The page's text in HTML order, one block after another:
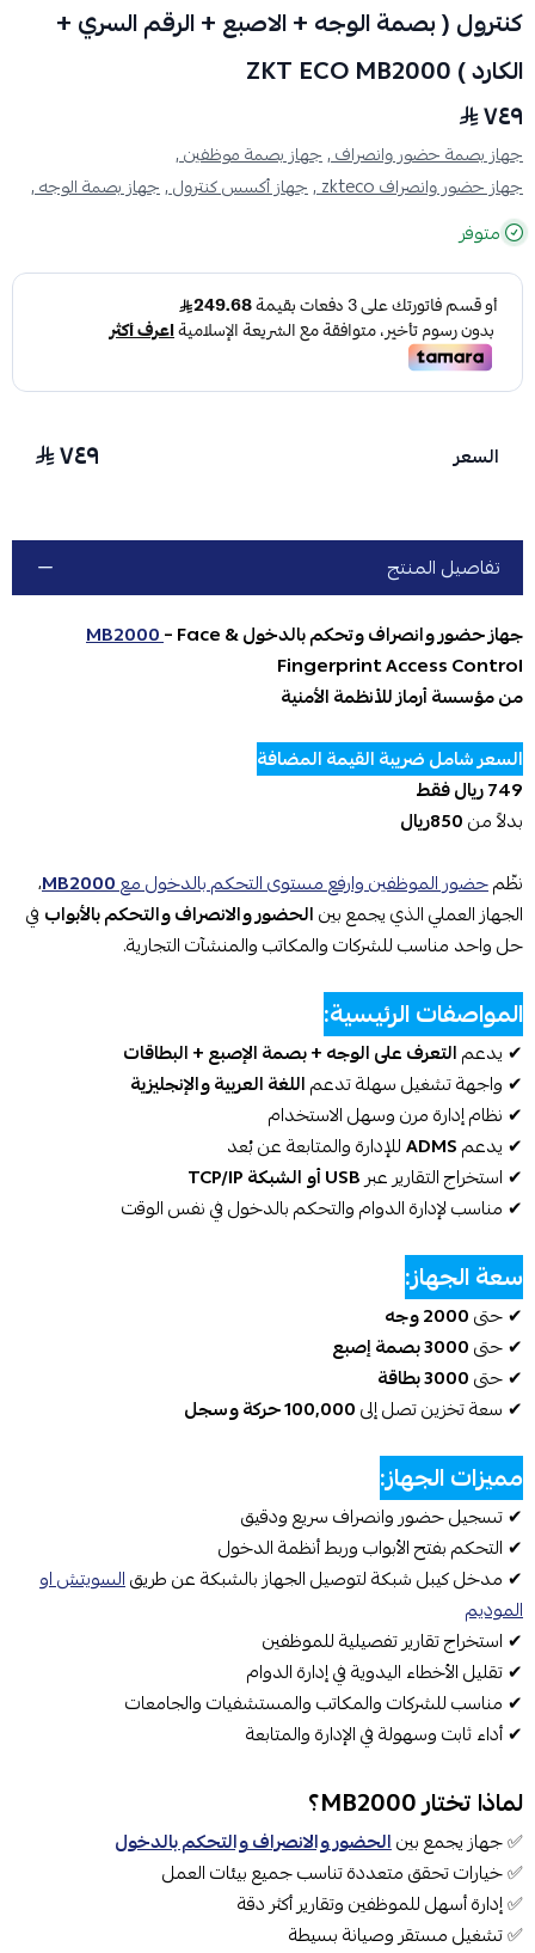
كنترول ( بصمة الوجه + الاصبع + الرقم السري +
الكارد ) ZKT ECO MB2000
٧٤٩
جهاز بصمة حضور وانصراف ,جهاز بصمة موظفين ,
جهاز حضور وانصراف zkteco ,
جهاز أكسس كنترول ,جهاز بصمة الوجه ,
متوفر
السعر ٧٤٩
تفاصيل المنتج
جهاز حضور وانصراف وتحكم بالدخول MB2000– Face &
Fingerprint Access Control
من مؤسسة أرماز للأنظمة الأمنية
السعر شامل ضريبة القيمة المضافة
749 ريال فقط
بدلاً من850ريال
نظّمحضور الموظفين وارفع مستوى التحكم بالدخول معMB2000،
الجهاز العملي الذي يجمع بينالحضور والانصراف والتحكم بالأبواب في
حل واحد مناسب للشركات والمكاتب والمنشآت التجارية.
المواصفات الرئيسية:
✔ يدعمالتعرف على الوجه + بصمة الإصبع + البطاقات
✔ واجهة تشغيل سهلة تدعماللغة العربية والإنجليزية
✔ نظام إدارة مرن وسهل الاستخدام
✔ يدعمADMSللإدارة والمتابعة عن بُعد
✔ استخراج التقارير عبرUSB أو الشبكة TCP/IP
✔ مناسب لإدارة الدوام والتحكم بالدخول في نفس الوقت
سعة الجهاز:
✔ حتى2000 وجه
✔ حتى3000 بصمة إصبع
✔ حتى3000 بطاقة
✔ سعة تخزين تصل إلى100,000 حركة وسجل
مميزات الجهاز:
✔ تسجيل حضور وانصراف سريع ودقيق
✔ التحكم بفتح الأبواب وربط أنظمة الدخول
✔ مدخل كيبل شبكة لتوصيل الجهاز بالشبكة عن طريقالسويتش او
الموديم
✔ استخراج تقارير تفصيلية للموظفين
✔ تقليل الأخطاء اليدوية في إدارة الدوام
✔ مناسب للشركات والمكاتب والمستشفيات والجامعات
✔ أداء ثابت وسهولة في الإدارة والمتابعة
لماذا تختار MB2000؟
✅ جهاز يجمع بينالحضور والانصراف والتحكم بالدخول
✅ خيارات تحقق متعددة تناسب جميع بيئات العمل
✅ إدارة أسهل للموظفين وتقارير أكثر دقة
✅ تشغيل مستقر وصيانة بسيطة